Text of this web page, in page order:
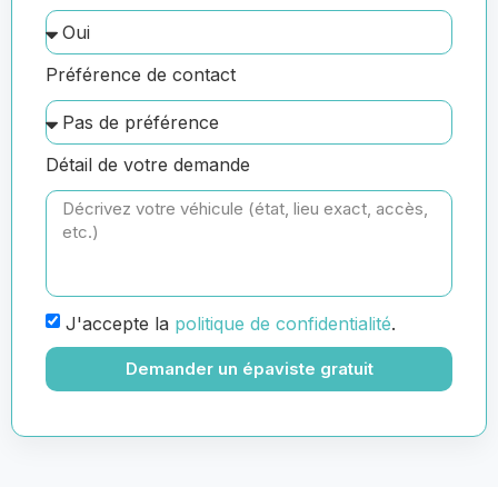
Préférence de contact
Détail de votre demande
J'accepte la politique de confidentialité.
Demander un épaviste gratuit